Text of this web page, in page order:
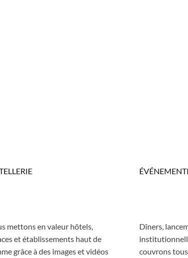
mettons en valeur hôtels,
et établissements haut de
grâce à des images et vidéos
Dîners,
couvrons